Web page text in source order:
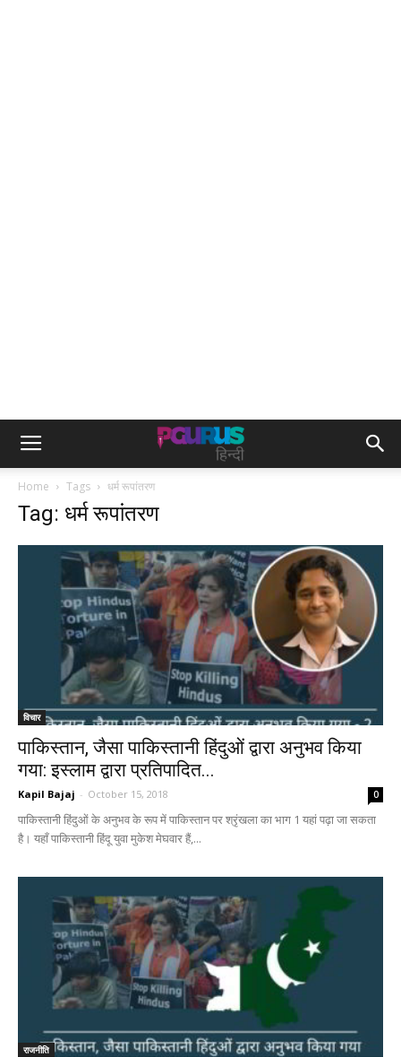
Home Tags धर्म रूपांतरण
Tag: धर्म रूपांतरण
विचार
पाकिस्तान, जैसा पाकिस्तानी हिंदुओं द्वारा अनुभव किया
गया: इस्लाम द्वारा प्रतिपादित...
Kapil Bajaj - October 15, 2018 0
पाकिस्तानी हिंदुओं के अनुभव के रूप में पाकिस्तान पर श्रृंखला का भाग 1 यहां पढ़ा जा सकता
है। यहाँ पाकिस्तानी हिंदू युवा मुकेश मेघवार हैं,...
राजनीति